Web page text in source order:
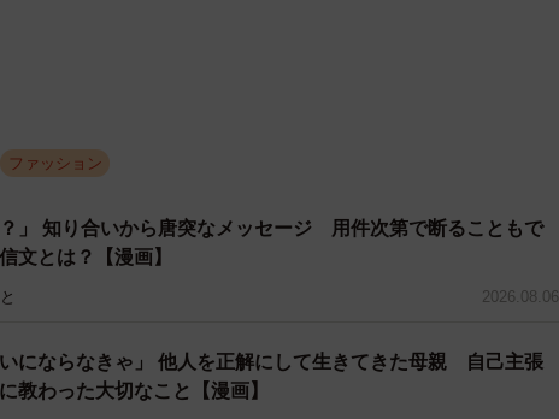
3/55
分の力不足を痛感します。相談した上司からは「担当者が変わ
まうのは珍しいことじゃない」と慰められました。しかし、桜
せんでした。そこで退職したツツジに連絡を取り、ウスイの好
ファッション
？」 知り合いから唐突なメッセージ 用件次第で断ることもで
文とは？【漫画】
2026.08.06
いにならなきゃ」 他人を正解にして生きてきた母親 自己主張
教わった大切なこと【漫画】